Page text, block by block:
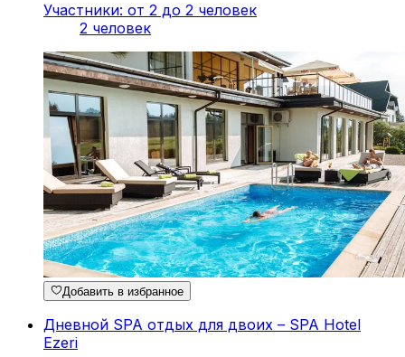
Участники: от 2 до 2 человек
2 человек
Добавить в избранное
Дневной SPA отдых для двоих – SPA Hotel
Ezeri